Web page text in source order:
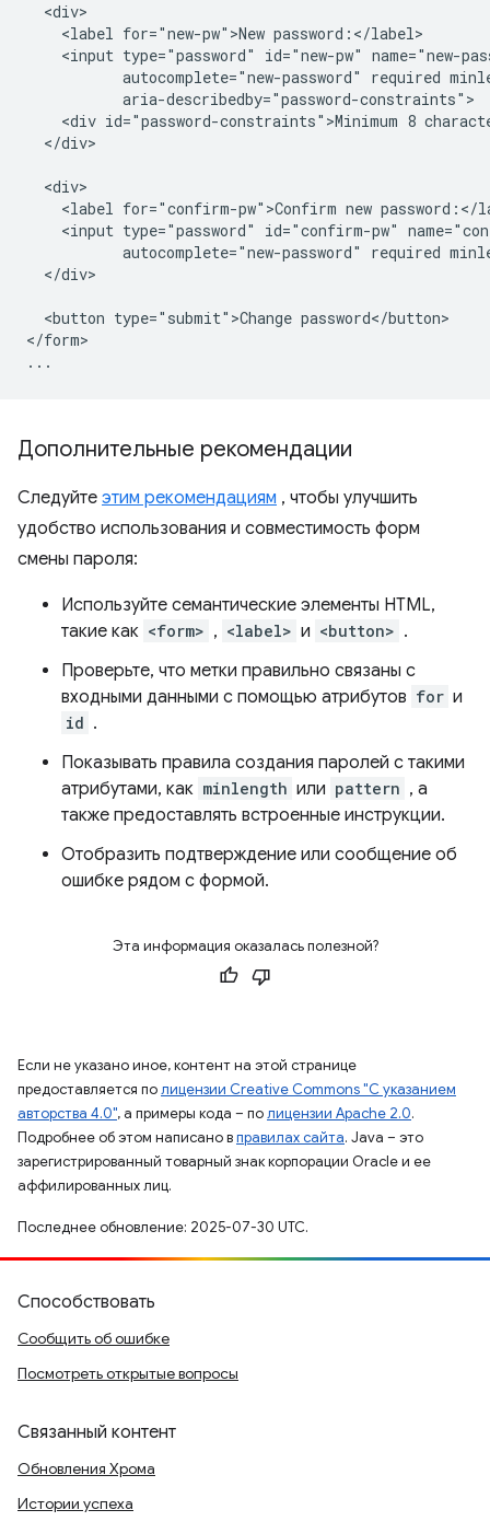
  <div>
    <label for="new-pw">New password:</label>
<input type="password" id="new-pw" name="new-
autocomplete="new-password" required
           aria-describedby="password-constraints">
<div id="password-constraints">Minimum 8
  </div>
  <div>
<label for="confirm-pw">Confirm new password:</
<input type="password" id="confirm-pw"
autocomplete="new-password" required
  </div>
  <button type="submit">Change password</button>
</form>
Дополнительные рекомендации
Следуйте этим рекомендациям , чтобы улучшить
удобство использования и совместимость форм
смены пароля:
Используйте семантические элементы HTML,
такие как <form> , <label> и <button> .
Проверьте, что метки правильно связаны с
входными данными с помощью атрибутов for и
id .
Показывать правила создания паролей с такими
атрибутами, как minlength или pattern , а
также предоставлять встроенные инструкции.
Отобразить подтверждение или сообщение об
ошибке рядом с формой.
Эта информация оказалась полезной?
Если не указано иное, контент на этой странице
предоставляется полицензии Creative Commons "С указанием
авторства 4.0", а примеры кода – полицензии Apache 2.0.
Подробнее об этом написано вправилах сайта. Java – это
зарегистрированный товарный знак корпорации Oracle и ее
аффилированных лиц.
Последнее обновление: 2025-07-30 UTC.
Способствовать
Сообщить об ошибке
Посмотреть открытые вопросы
Связанный контент
Обновления Хрома
Истории успеха